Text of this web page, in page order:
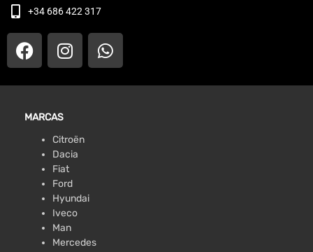
+34 686 422 317
MARCAS
Citroën
Dacia
Fiat
Ford
Hyundai
Iveco
Man
Mercedes